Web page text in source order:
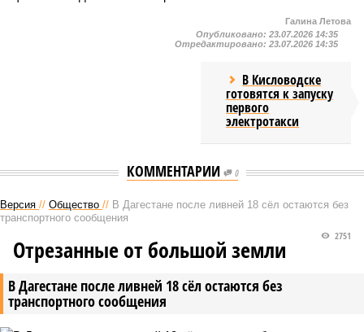
Галина Летова
Опубликовано: 23.07.2026 14:35
Отредактировано: 23.07.2026 14:35
В Кисловодске
готовятся к запуску
первого
электротакси
КОММЕНТАРИИ 0
Версия // Общество // В Дагестане после ливней 18 сёл остаются без
транспортного сообщения
В Дагестане после ливней 18 сёл остаются без
транспортного сообщения
2751
Отрезанные от большой земли